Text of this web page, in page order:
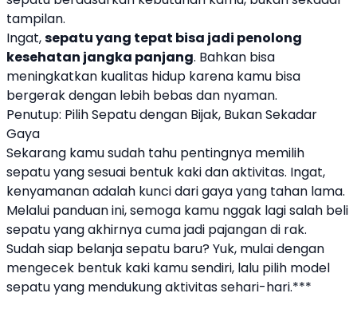
tampilan.
Ingat,sepatu yang tepat bisa jadi penolong
kesehatan jangka panjang. Bahkan bisa
meningkatkan kualitas hidup karena kamu bisa
bergerak dengan lebih bebas dan nyaman.
Penutup: Pilih Sepatu dengan Bijak, Bukan Sekadar
Gaya
Sekarang kamu sudah tahu pentingnya memilih
sepatu yang sesuai bentuk kaki dan aktivitas. Ingat,
kenyamanan adalah kunci dari gaya yang tahan lama.
Melalui panduan ini, semoga kamu nggak lagi salah beli
sepatu yang akhirnya cuma jadi pajangan di rak.
Sudah siap belanja sepatu baru? Yuk, mulai dengan
mengecek bentuk kaki kamu sendiri, lalu pilih model
sepatu yang mendukung aktivitas sehari-hari.***